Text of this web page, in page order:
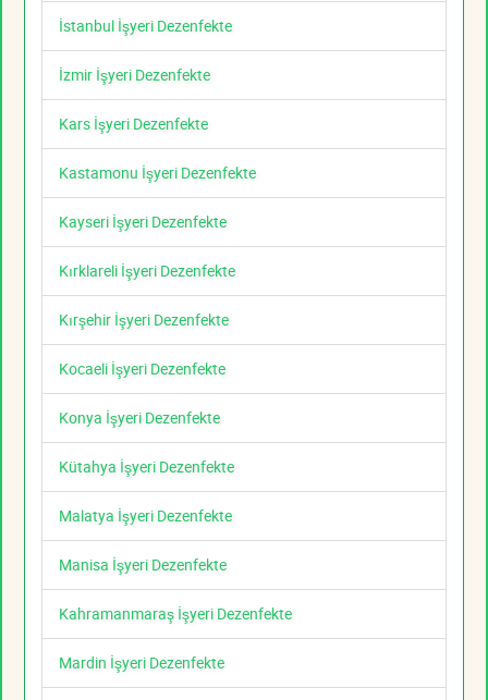
İstanbul İşyeri Dezenfekte
İzmir İşyeri Dezenfekte
Kars İşyeri Dezenfekte
Kastamonu İşyeri Dezenfekte
Kayseri İşyeri Dezenfekte
Kırklareli İşyeri Dezenfekte
Kırşehir İşyeri Dezenfekte
Kocaeli İşyeri Dezenfekte
Konya İşyeri Dezenfekte
Kütahya İşyeri Dezenfekte
Malatya İşyeri Dezenfekte
Manisa İşyeri Dezenfekte
Kahramanmaraş İşyeri Dezenfekte
Mardin İşyeri Dezenfekte